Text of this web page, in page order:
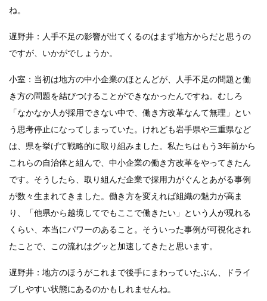
ね。
遅野井：人手不足の影響が出てくるのはまず地方からだと思うの
ですが、いかがでしょうか。
小室：当初は地方の中小企業のほとんどが、人手不足の問題と働
き方の問題を結びつけることができなかったんですね。むしろ
「なかなか人が採用できない中で、働き方改革なんて無理」とい
う思考停止になってしまっていた。けれども岩手県や三重県など
は、県を挙げて戦略的に取り組みました。私たちはもう3年前から
これらの自治体と組んで、中小企業の働き方改革をやってきたん
です。そうしたら、取り組んだ企業で採用力がぐんとあがる事例
が数々生まれてきました。働き方を変えれば組織の魅力が高ま
り、「他県から越境してでもここで働きたい」という人が現れる
くらい、本当にパワーのあること。そういった事例が可視化され
たことで、この流れはグッと加速してきたと思います。
遅野井：地方のほうがこれまで後手にまわっていたぶん、ドライ
ブしやすい状態にあるのかもしれませんね。